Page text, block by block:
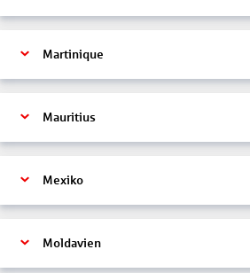
Martinique
Mauritius
Mexiko
Moldavien